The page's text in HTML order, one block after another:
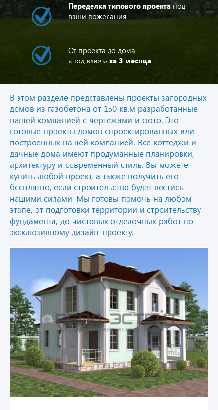
Переделка типового проектапод
ваши пожелания
От проекта до дома
«под ключ» за 3 месяца
В этом разделе представлены проекты загородных
домов из газобетона от 150 кв.м разработанные
нашей компанией с чертежами и фото. Это
готовые проекты домов спроектированных или
построенных нашей компанией. Все коттеджи и
дачные дома имеют продуманные планировки,
архитектуру и современный стиль. Вы можете
купить любой проект, а также получить его
бесплатно, если строительство будет вестись
нашими силами. Мы готовы помочь на любом
этапе, от подготовки территории и строительству
фундамента, до чистовых отделочных работ по-
эксклюзивному дизайн-проекту.